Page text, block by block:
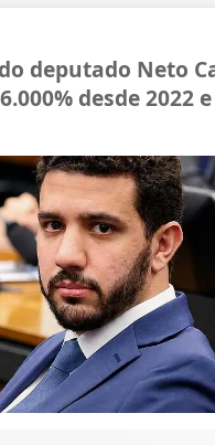
deputado Neto
desde 2022